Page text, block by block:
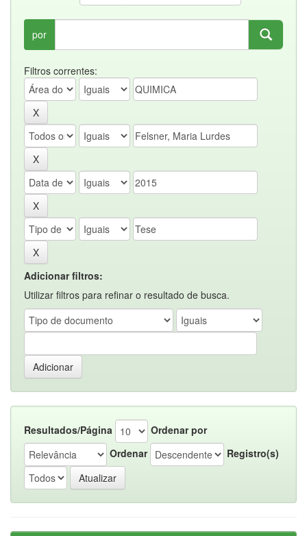
por
Filtros correntes:
Adicionar filtros:
Utilizar filtros para refinar o resultado de busca.
Resultados/Página
Ordenar por
Ordenar
Registro(s)